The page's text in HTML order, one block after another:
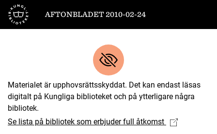
Till startsidan
AFTONBLADET 2010-02-24
Materialet är upphovsrättsskyddat. Det kan endast läsas
digitalt på Kungliga biblioteket och på ytterligare några
bibliotek.
Se lista på bibliotek som erbjuder full åtkomst